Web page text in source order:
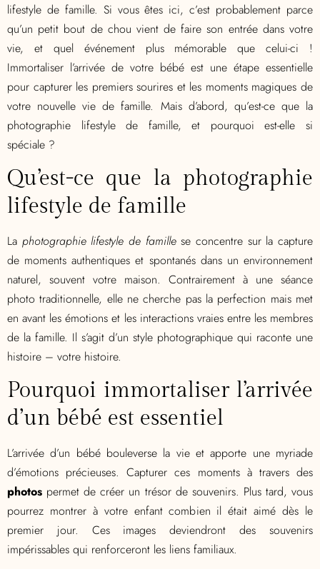
lifestyle de famille. Si vous êtes ici, c’est probablement parce
qu’un petit bout de chou vient de faire son entrée dans votre
vie, et quel événement plus mémorable que celui-ci !
Immortaliser l’arrivée de votre bébé est une étape essentielle
pour capturer les premiers sourires et les moments magiques de
votre nouvelle vie de famille. Mais d’abord, qu’est-ce que la
photographie lifestyle de famille, et pourquoi est-elle si
spéciale ?
Qu’est-ce que la photographie
lifestyle de famille
La photographie lifestyle de famillese concentre sur la capture
de moments authentiques et spontanés dans un environnement
naturel, souvent votre maison. Contrairement à une séance
photo traditionnelle, elle ne cherche pas la perfection mais met
en avant les émotions et les interactions vraies entre les membres
de la famille. Il s’agit d’un style photographique qui raconte une
histoire – votre histoire.
Pourquoi immortaliser l’arrivée
d’un bébé est essentiel
L’arrivée d’un bébé bouleverse la vie et apporte une myriade
d’émotions précieuses. Capturer ces moments à travers des
photos permet de créer un trésor de souvenirs. Plus tard, vous
pourrez montrer à votre enfant combien il était aimé dès le
premier jour. Ces images deviendront des souvenirs
impérissables qui renforceront les liens familiaux.